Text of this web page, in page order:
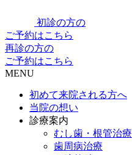
初診の方の
ご予約はこちら
再診の方の
ご予約はこちら
MENU
初めて来院される方へ
当院の想い
診療案内
むし歯・根管治療
歯周病治療